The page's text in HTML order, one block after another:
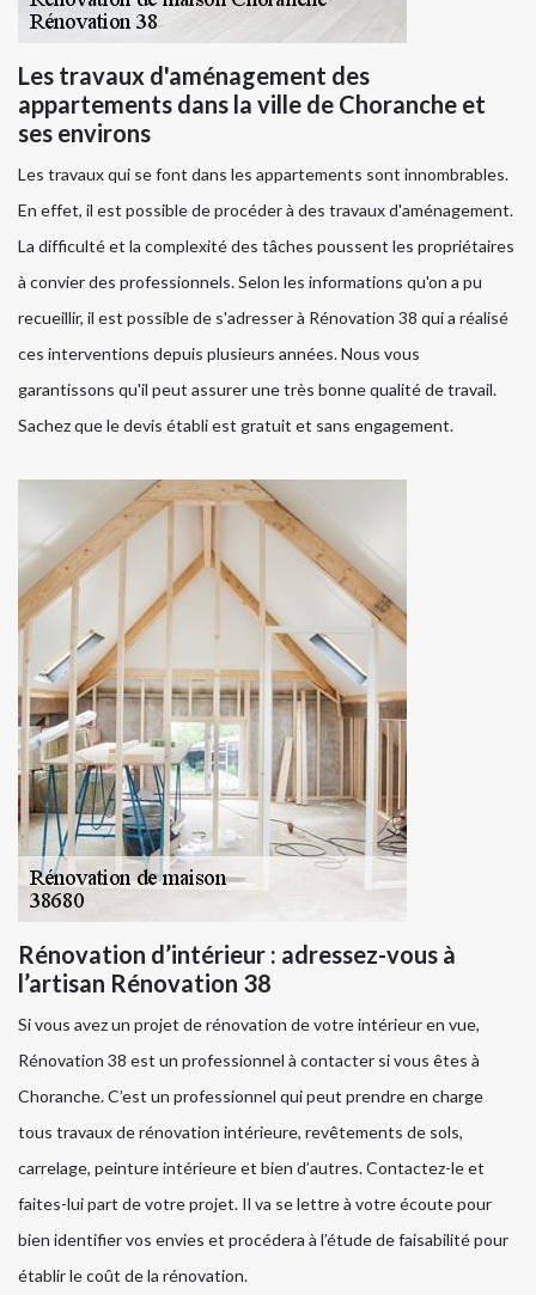
Les travaux d'aménagement des
appartements dans la ville de Choranche et
ses environs
Les travaux qui se font dans les appartements sont innombrables.
En effet, il est possible de procéder à des travaux d'aménagement.
La difficulté et la complexité des tâches poussent les propriétaires
à convier des professionnels. Selon les informations qu'on a pu
recueillir, il est possible de s'adresser à Rénovation 38 qui a réalisé
ces interventions depuis plusieurs années. Nous vous
garantissons qu'il peut assurer une très bonne qualité de travail.
Sachez que le devis établi est gratuit et sans engagement.
Rénovation d’intérieur : adressez-vous à
l’artisan Rénovation 38
Si vous avez un projet de rénovation de votre intérieur en vue,
Rénovation 38 est un professionnel à contacter si vous êtes à
Choranche. C’est un professionnel qui peut prendre en charge
tous travaux de rénovation intérieure, revêtements de sols,
carrelage, peinture intérieure et bien d’autres. Contactez-le et
faites-lui part de votre projet. Il va se lettre à votre écoute pour
bien identifier vos envies et procédera à l’étude de faisabilité pour
établir le coût de la rénovation.